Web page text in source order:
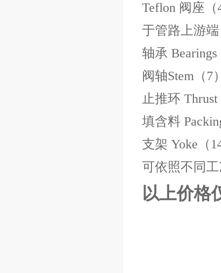
Teflon 阀座
于管路上游
轴承
阀轴Stem（7
止推环
填含料
支架 Yoke（
可依照不同
以上价格